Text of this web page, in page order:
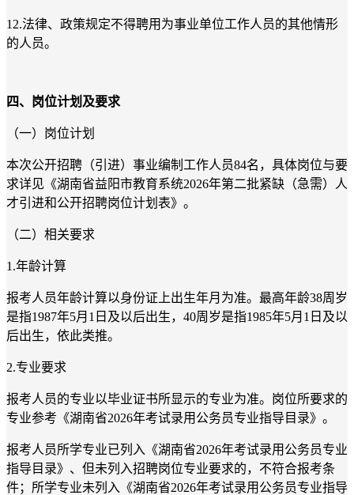
12.法律、政策规定不得聘用为事业单位工作人员的其他情形
的人员。
四、岗位计划及要求
（一）岗位计划
本次公开招聘（引进）事业编制工作人员84名，具体岗位与要
求详见《湖南省益阳市教育系统2026年第二批紧缺（急需）人
才引进和公开招聘岗位计划表》。
（二）相关要求
1.年龄计算
报考人员年龄计算以身份证上出生年月为准。最高年龄38周岁
是指1987年5月1日及以后出生，40周岁是指1985年5月1日及以
后出生，依此类推。
2.专业要求
报考人员的专业以毕业证书所显示的专业为准。岗位所要求的
专业参考《湖南省2026年考试录用公务员专业指导目录》。
报考人员所学专业已列入《湖南省2026年考试录用公务员专业
指导目录》、但未列入招聘岗位专业要求的，不符合报考条
件；所学专业未列入《湖南省2026年考试录用公务员专业指导